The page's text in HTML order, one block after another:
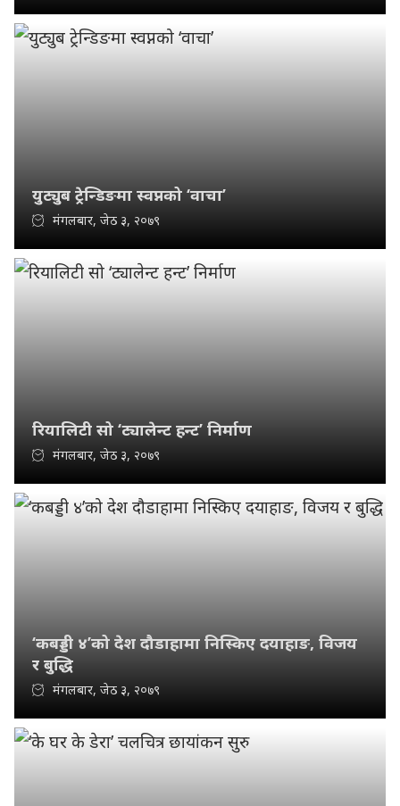
युट्युब ट्रेन्डिङमा स्वप्नको ‘वाचा’
मंगलबार, जेठ ३, २०७९
रियालिटी सो ‘ट्यालेन्ट हन्ट’ निर्माण
मंगलबार, जेठ ३, २०७९
‘कबड्डी ४’को देश दौडाहामा निस्किए दयाहाङ, विजय
र बुद्धि
मंगलबार, जेठ ३, २०७९